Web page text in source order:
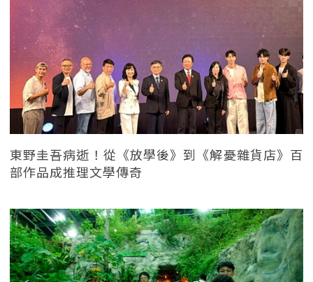
東野圭吾病逝！從《放學後》到《解憂雜貨店》百
部作品成推理文學傳奇